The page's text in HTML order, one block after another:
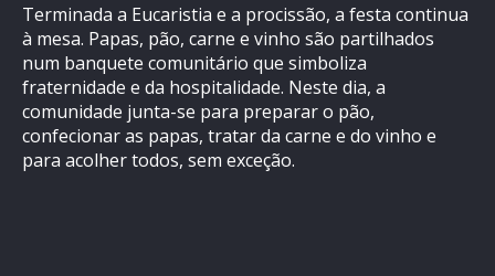
Terminada a Eucaristia e a procissão, a festa continua
à mesa. Papas, pão, carne e vinho são partilhados
num banquete comunitário que simboliza
fraternidade e da hospitalidade. Neste dia, a
comunidade junta-se para preparar o pão,
confecionar as papas, tratar da carne e do vinho e
para acolher todos, sem exceção.